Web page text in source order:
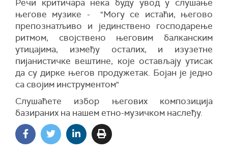
Речи критичара нека буду увод у слушање
његове музике - "Могу се истаћи, његово
препознатљиво и јединствено господарење
ритмом, својствено његовим балканским
утицајима, између осталих, и изузетне
пијанистичке вештине, које остављају утисак
да су дирке његов продужетак. Бојан је једно
са својим инструментом"
Слушаћете избор његових композиција
базираних на нашем етно-музичком наслеђу.